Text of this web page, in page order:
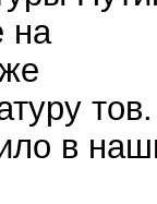
на
тов.
в